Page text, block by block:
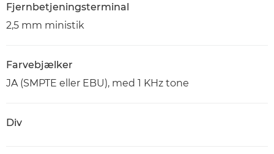
Fjernbetjeningsterminal
2,5 mm ministik
Farvebjælker
JA (SMPTE eller EBU), med 1 KHz tone
Div